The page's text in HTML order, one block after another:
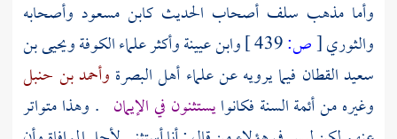
وأما مذهب سلف أصحاب الحديث كابن مسعود وأصحابه
والثوري[ص: وابن عيينةوأكثر علماءالكوفةويحيى بن
سعيد القطان فيما يرويه عن علماء أهلالبصرة وأحمد بن حنبل
وغيره من أئمة السنة فكانوايستثنون في الإيمان . وهذا متواتر